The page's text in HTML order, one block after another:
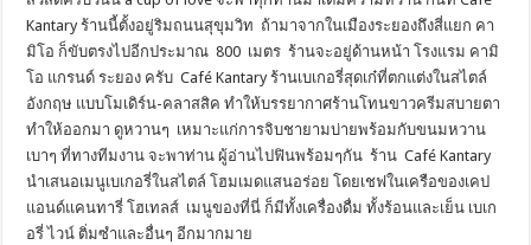
Kantary ร้านนี้ตั้งอยู่ริมถนนสุขุมวิท ถ้ามาจากในเมืองระยองถึงสี่แยก คา
มิโอ ก็ขับตรงไปอีกประมาณ 800 เมตร ร้านจะอยู่ด้านหน้า โรงแรม คามิ
โอ แกรนด์ ระยอง ครับ Café Kantary ร้านเบเกอรี่สุดเก๋ที่ตกแต่งในสไตล์
อังกฤษ แบบโมเดิร์น-คลาสสิค ทำให้บรรยากาศร้านโทนขาวครีมสบายตา
ทำให้ออกมา ดูหวานๆ เหมาะแก่การจิบชายามบ่ายพร้อมกับขนมหวาน
เบาๆ ที่ทางทีมงาน จะพาท่าน ผู้อ่านไปฟินพร้อมๆกัน ร้าน Café Kantary
นำเสนอเมนูเบเกอรี่ในสไตล์ โฮมเมดแสนอร่อย โดยเชฟในเครือของเคป
แอนด์แคนทารี่ โฮเทลส์ เมนูของที่นี่ ก็มีทั้งเครื่องดื่ม ทั้งร้อนและเย็น เบเก
อรี่ ไวน์ ติ่มซำและอื่นๆ อีกมากมาย